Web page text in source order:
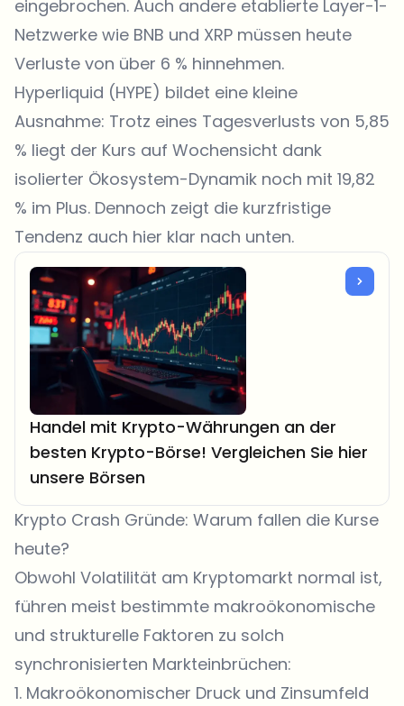
eingebrochen. Auch andere etablierte Layer-1-
Netzwerke wie BNB und XRP müssen heute
Verluste von über 6 % hinnehmen.
Hyperliquid (HYPE) bildet eine kleine
Ausnahme: Trotz eines Tagesverlusts von 5,85
% liegt der Kurs auf Wochensicht dank
isolierter Ökosystem-Dynamik noch mit 19,82
% im Plus. Dennoch zeigt die kurzfristige
Tendenz auch hier klar nach unten.
Handel mit Krypto-Währungen an der
besten Krypto-Börse! Vergleichen Sie hier
unsere Börsen
Krypto Crash Gründe: Warum fallen die Kurse
heute?
Obwohl Volatilität am Kryptomarkt normal ist,
führen meist bestimmte makroökonomische
und strukturelle Faktoren zu solch
synchronisierten Markteinbrüchen:
1. Makroökonomischer Druck und Zinsumfeld